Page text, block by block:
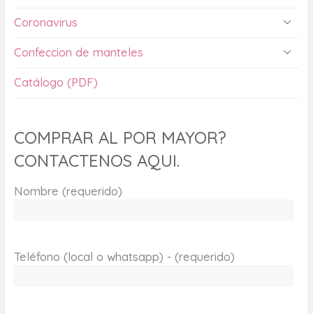
Coronavirus
Confeccion de manteles
Catálogo (PDF)
COMPRAR AL POR MAYOR?
CONTACTENOS AQUI.
Nombre (requerido)
Teléfono (local o whatsapp) - (requerido)